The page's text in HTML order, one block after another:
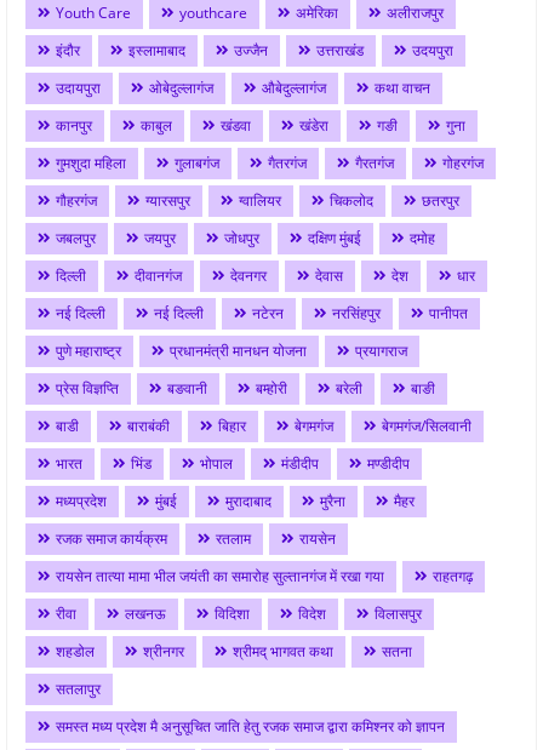
Youth Care
youthcare अमेरिका
अलीराजपुर
इंदौर
इस्लामाबाद उज्जैन उत्तराखंड
उदयपुरा
उदायपुरा
ओबेदुल्लागंज औबेदुल्लागंज
कथा वाचन
कानपुर
काबुल खंडवा खंडेरा गङी
गुना
गुमशुदा महिला
गुलाबगंज गैतरगंज गैरतगंज
गोहरगंज
गौहरगंज
ग्यारसपुर ग्वालियर चिकलोद
छतरपुर
जबलपुर
जयपुर जोधपुर दक्षिण मुंबई
दमोह
दिल्ली
दीवानगंज देवनगर देवास देश
धार
नई दिल्ली
नई दिल्ली नटेरन नरसिंहपुर
पानीपत
पुणे महाराष्ट्र
प्रधानमंत्री मानधन योजना
प्रयागराज
प्रेस विज्ञप्ति
बङवानी बम्होरी बरेली
बाङी
बाडी
बाराबंकी बिहार बेगमगंज
बेगमगंज/सिलवानी
भारत
भिंड भोपाल मंडीदीप
मण्डीदीप
मध्यप्रदेश
मुंबई मुरादाबाद मुरैना
मैहर
रजक समाज कार्यक्रम
रतलाम
रायसेन
रायसेन तात्या मामा भील जयंती का समारोह सुल्तानगंज में रखा गया
राहतगढ़
रीवा
लखनऊ विदिशा विदेश
विलासपुर
शहडोल
श्रीनगर श्रीमद् भागवत कथा
सतना
सतलापुर
समस्त मध्य प्रदेश मै अनुसूचित जाति हेतु रजक समाज द्वारा कमिश्नर को ज्ञापन